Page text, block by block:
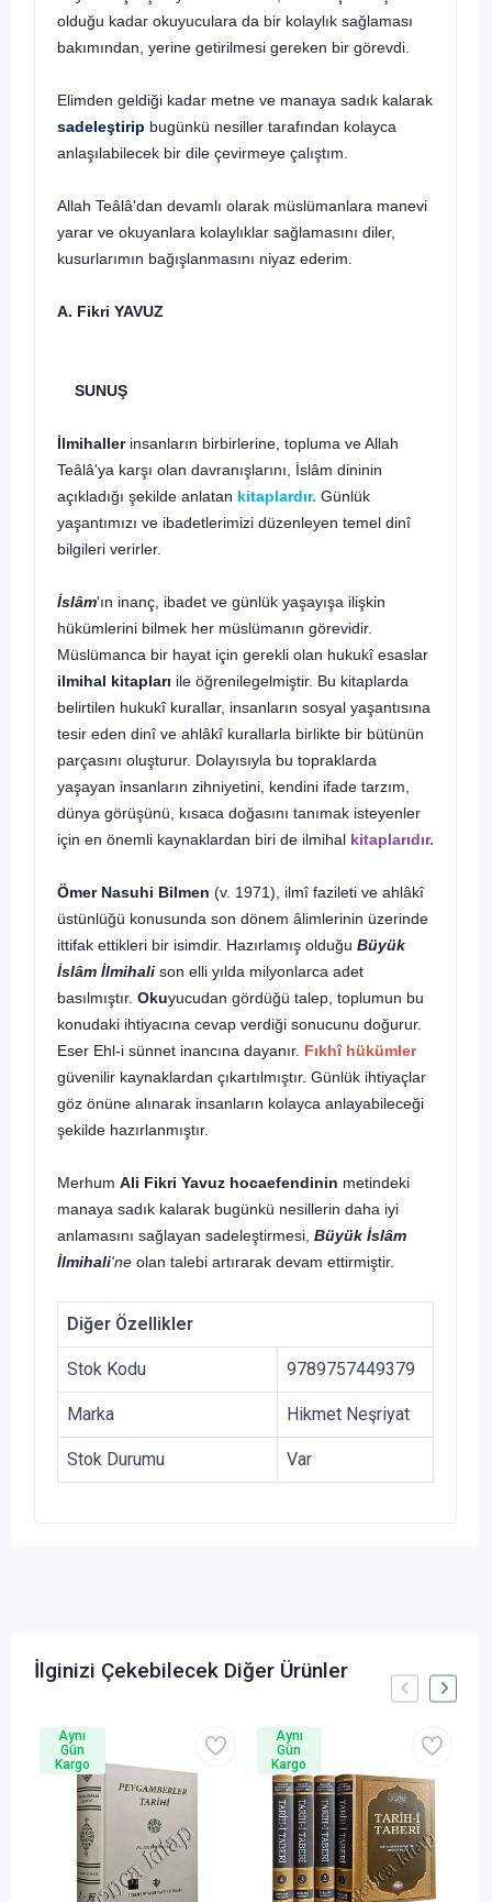
olduğu kadar okuyuculara da bir kolaylık sağlaması
bakımından, yerine getirilmesi gereken bir görevdi.
Elimden geldiği kadar metne ve manaya sadık kalarak
sadeleştirip bugünkü nesiller tarafından kolayca
anlaşılabilecek bir dile çe­virmeye çalıştım.
Allah Teâlâ'dan devamlı olarak müslümanlara manevi
yarar ve okuyanlara kolaylıklar sağlamasını diler,
kusurlarımın bağışlanmasını niyaz ederim.
A. Fikri YAVUZ
SUNUŞ
İlmihallerinsanların birbirlerine, topluma ve Allah
Teâlâ'ya karşı olan davranışlarını, İslâm dininin
açıkladığı şekilde anlatan kitaplar­dır. Günlük
yaşantımızı ve ibadetlerimizi düzenleyen temel dinî
bilgi­leri verirler.
İslâm'ın inanç, ibadet ve günlük yaşayışa ilişkin
hükümlerini bil­mek her müslümanın görevidir.
Müslümanca bir hayat için gerekli olan hukukî esaslar
ilmihal kitapları ile öğrenilegelmiştir. Bu kitaplarda
be­lirtilen hukukî kurallar, insanların sosyal yaşantısına
tesir eden dinî ve ahlâkî kurallarla birlikte bir bütünün
parçasını oluşturur. Dolayısıyla bu topraklarda
yaşayan insanların zihniyetini, kendini ifade tarzım,
dünya görüşünü, kısaca doğasını tanımak isteyenler
için en önemli kaynaklardan biri de ilmihal kitaplarıdır.
Ömer Nasuhi Bilmen (v. 1971), ilmî fazileti ve ahlâkî
üstünlüğü konusunda son dönem âlimlerinin üzerinde
ittifak ettikleri bir isim­dir. Hazırlamış olduğu Büyük
İslâm İlmihali son elli yılda milyonlarca adet
basılmıştır. Okuyucudan gördüğü talep, toplumun bu
konudaki ihtiyacına cevap verdiği sonucunu doğurur.
Eser Ehl-i sünnet inancına dayanır. Fıkhî hükümler
güvenilir kaynaklardan çıkartılmıştır. Günlük ihtiyaçlar
göz önüne alınarak insanların kolayca anlayabileceği
şekilde hazırlanmıştır.
Merhum Ali Fikri Yavuz hocaefendinin metindeki
manaya sadık kalarak bugünkü nesillerin daha iyi
anlamasını sağlayan sadeleştirme­si, Büyük İslâm
İlmihali'ne olan talebi artırarak devam ettirmiştir.
Diğer Özellikler
Stok Kodu 9789757449379
Marka Hikmet Neşriyat
Stok Durumu Var
İlginizi Çekebilecek Diğer Ürünler
Aynı
Gün
Kargo
Aynı
Gün
Kargo